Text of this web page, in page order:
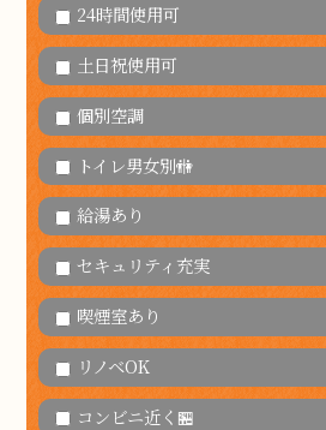
24時間使用可
土日祝使用可
個別空調
トイレ男女別🚻
給湯あり
セキュリティ充実
喫煙室あり
リノベOK
コンビニ近く🏪